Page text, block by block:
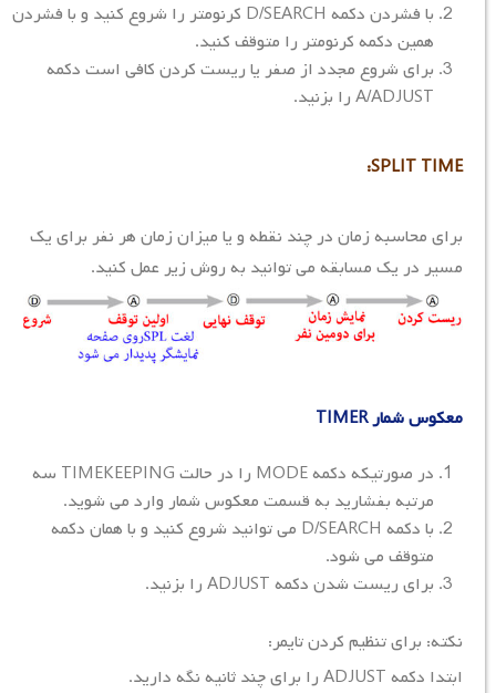
با فشردن دکمه D/SEARCH کرنومتر را شروع کنید و با فشردن
همین دکمه کرنومتر را متوقف کنید.
برای شروع مجدد از صفر یا ریست کردن کافی است دکمه
A/ADJUST را بزنید.
SPLIT TIME:
برای محاسبه زمان در چند نقطه و یا میزان زمان هر نفر برای یک
مسیر در یک مسابقه می توانید به روش زیر عمل کنید.
معکوس شمار TIMER
در صورتیکه دکمه MODE را در حالت TIMEKEEPING سه
مرتبه بفشارید به قسمت معکوس شمار وارد می شوید.
با دکمه D/SEARCH می توانید شروع کنید و با همان دکمه
متوقف می شود.
برای ریست شدن دکمه ADJUST را بزنید.
نکته: برای تنظیم کردن تایمر:
ابتدا دکمه ADJUST را برای چند ثانیه نگه دارید.